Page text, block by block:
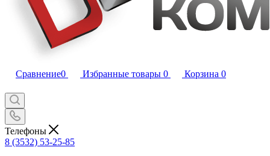
Сравнение0 Избранные товары 0 Корзина 0
Телефоны
8 (3532) 53-25-85